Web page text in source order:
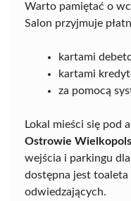
Warto pamiętać o
Salon przyjmuje
kartami
kartami
za pomocą
Lokal mieści się pod
Ostrowie
wejścia i parkingu
dostępna jest
odwiedzających.